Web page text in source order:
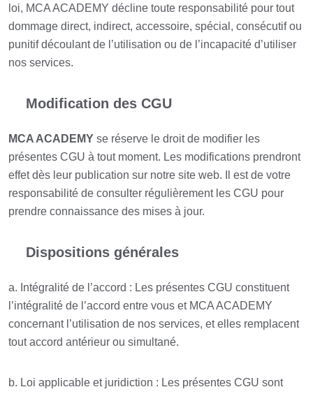
loi, MCA ACADEMY décline toute responsabilité pour tout
dommage direct, indirect, accessoire, spécial, consécutif ou
punitif découlant de l’utilisation ou de l’incapacité d’utiliser
nos services.
Modification des CGU
MCA ACADEMY se réserve le droit de modifier les
présentes CGU à tout moment. Les modifications prendront
effet dès leur publication sur notre site web. Il est de votre
responsabilité de consulter régulièrement les CGU pour
prendre connaissance des mises à jour.
Dispositions générales
a. Intégralité de l’accord : Les présentes CGU constituent
l’intégralité de l’accord entre vous et MCA ACADEMY
concernant l’utilisation de nos services, et elles remplacent
tout accord antérieur ou simultané.
b. Loi applicable et juridiction : Les présentes CGU sont